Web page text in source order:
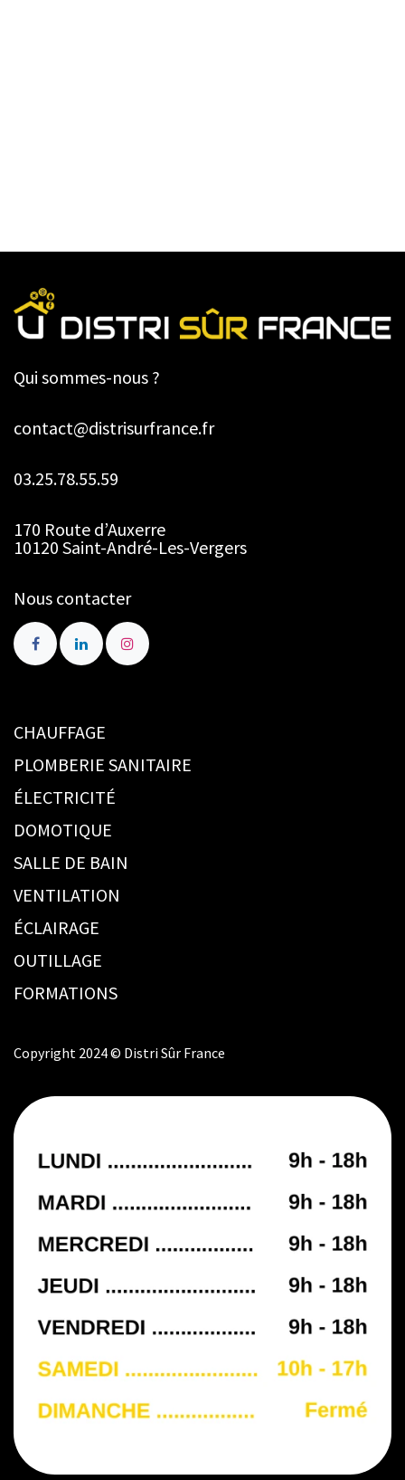
Qui sommes-nous ?
contact@distrisurfrance.fr
03.25.78.55.59
170 Route d’Auxerre
10120 Saint-André-Les-Vergers
Nous contacter
CHAUFFAGE
PLOMBERIE SANITAIRE
ÉLECTRICITÉ
DOMOTIQUE
SALLE DE BAIN
VENTILATION
ÉCLAIRAGE
OUTILLAGE
FORMATIONS
Copyright 2024 © Distri Sûr France